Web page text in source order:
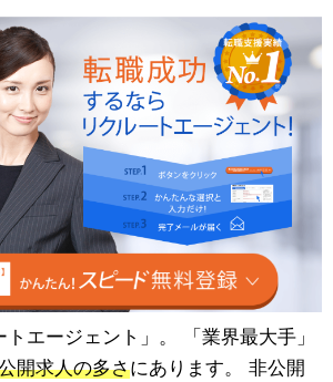
エージェント」。 「業界最大手」
開求人の多さにあります。 非公開